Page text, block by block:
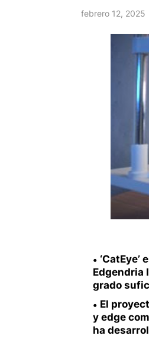
febrero 12, 2025
Edgendria
grado
El
y edge
ha